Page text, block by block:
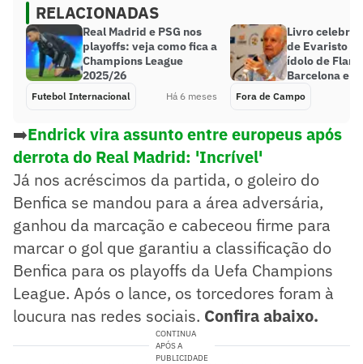
RELACIONADAS
Real Madrid e PSG nos
playoffs: veja como fica a
Champions League
2025/26
Futebol Internacional Há 6 meses
Livro celebra
de Evaristo
ídolo de
Barcelona e
Fora de Campo
➡️Endrick vira assunto entre europeus após
derrota do Real Madrid: 'Incrível'
Já nos acréscimos da partida, o goleiro do
Benfica se mandou para a área adversária,
ganhou da marcação e cabeceou firme para
marcar o gol que garantiu a classificação do
Benfica para os playoffs da Uefa Champions
League. Após o lance, os torcedores foram à
loucura nas redes sociais. Confira abaixo.
CONTINUA
APÓS A
PUBLICIDADE